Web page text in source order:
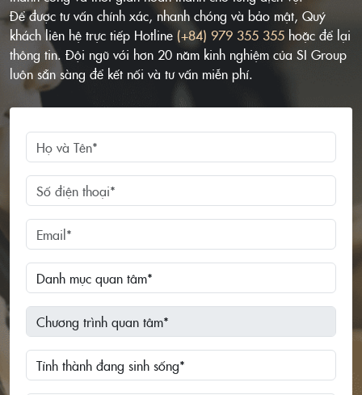
Để được tư vấn chính xác, nhanh chóng và bảo mật, Quý
khách liên hệ trực tiếp Hotline (+84) 979 355 355 hoặc để lại
thông tin. Đội ngũ với hơn 20 năm kinh nghiệm của SI Group
luôn sẵn sàng để kết nối và tư vấn miễn phí.